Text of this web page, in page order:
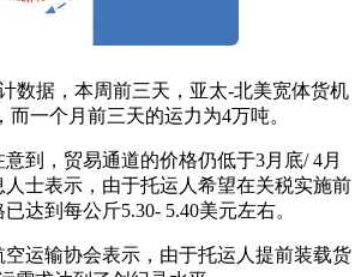
据，本周前三天，亚太-北美宽体货机
而一个月前三天的运力为4万吨。
，贸易通道的价格仍低于3月底/ 4月
士表示，由于托运人希望在关税实施前
达到每公斤5.30- 5.40美元左右。
输协会表示，由于托运人提前装载货